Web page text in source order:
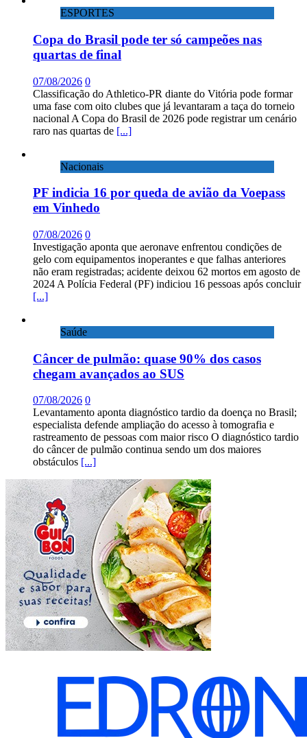
ESPORTES
Copa do Brasil pode ter só campeões nas
quartas de final
07/08/2026 0
Classificação do Athletico-PR diante do Vitória pode formar
uma fase com oito clubes que já levantaram a taça do torneio
nacional A Copa do Brasil de 2026 pode registrar um cenário
raro nas quartas de [...]
Nacionais
PF indicia 16 por queda de avião da Voepass
em Vinhedo
07/08/2026 0
Investigação aponta que aeronave enfrentou condições de
gelo com equipamentos inoperantes e que falhas anteriores
não eram registradas; acidente deixou 62 mortos em agosto de
2024 A Polícia Federal (PF) indiciou 16 pessoas após concluir
[...]
Saúde
Câncer de pulmão: quase 90% dos casos
chegam avançados ao SUS
07/08/2026 0
Levantamento aponta diagnóstico tardio da doença no Brasil;
especialista defende ampliação do acesso à tomografia e
rastreamento de pessoas com maior risco O diagnóstico tardio
do câncer de pulmão continua sendo um dos maiores
obstáculos [...]